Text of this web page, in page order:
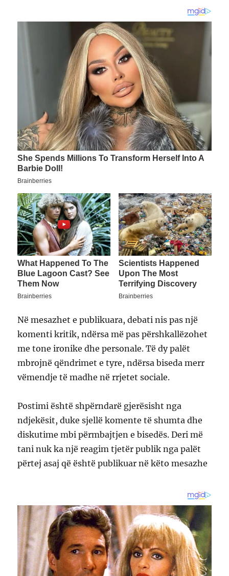
Në mesazhet e publikuara, debati nis pas një
komenti kritik, ndërsa më pas përshkallëzohet
me tone ironike dhe personale. Të dy palët
mbrojnë qëndrimet e tyre, ndërsa biseda merr
vëmendje të madhe në rrjetet sociale.
Postimi është shpërndarë gjerësisht nga
ndjekësit, duke sjellë komente të shumta dhe
diskutime mbi përmbajtjen e bisedës. Deri më
tani nuk ka një reagim tjetër publik nga palët
përtej asaj që është publikuar në këto mesazhe